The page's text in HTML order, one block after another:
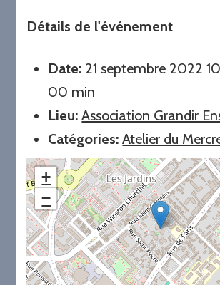
Détails de l'événement
Date: 21 septembre 2022
00 min
Lieu: Association Grandir
Catégories: Atelier du
+
−